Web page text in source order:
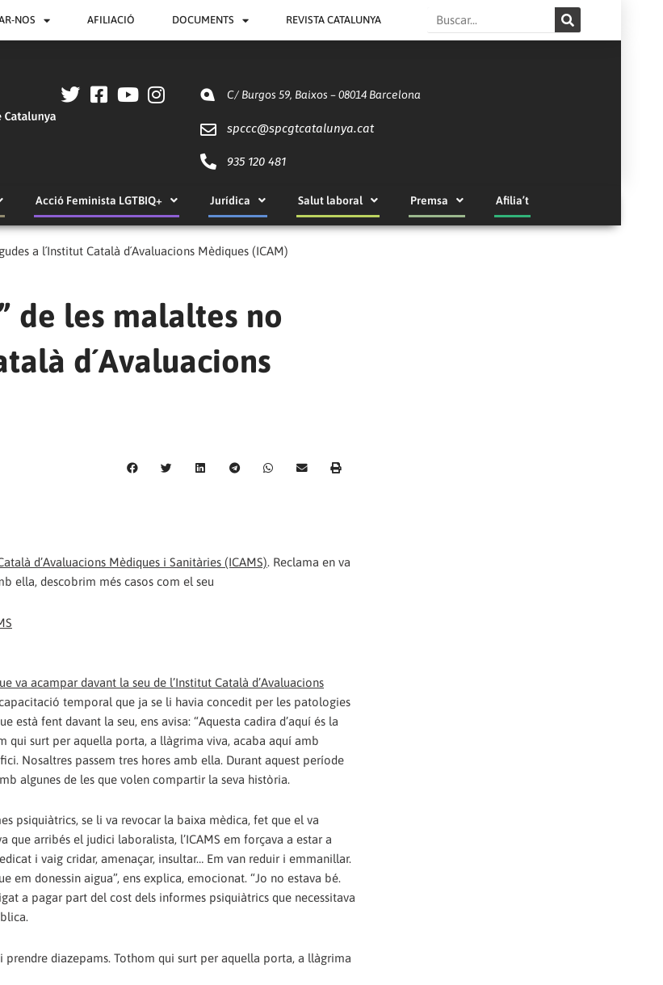
NOS AFILIACIÓ DOCUMENTS REVISTA CATALUNYA Search
C/ Burgos 59, Baixos – 08014 Barcelona
spccc@spcgtcatalunya.cat
935 120 481
Acció Feminista LGTBIQ+ Jurídica Salut laboral Premsa Afilia’t
a l´Institut Català d´Avaluacions Mèdiques (ICAM)
de les malaltes no
d´Avaluacions
d’Avaluacions Mèdiques i Sanitàries (ICAMS). Reclama en va
ella, descobrim més casos com el seu
va acampar davant la seu de l’Institut Català d’Avaluacions
temporal que ja se li havia concedit per les patologies
està fent davant la seu, ens avisa: “Aquesta cadira d’aquí és la
qui surt per aquella porta, a llàgrima viva, acaba aquí amb
Nosaltres passem tres hores amb ella. Durant aquest període
algunes de les que volen compartir la seva història.
psiquiàtrics, se li va revocar la baixa mèdica, fet que el va
arribés el judici laboralista, l’ICAMS em forçava a estar a
i vaig cridar, amenaçar, insultar… Em van reduir i emmanillar.
em donessin aigua”, ens explica, emocionat. “Jo no estava bé.
a pagar part del cost dels informes psiquiàtrics que necessitava
prendre diazepams. Tothom qui surt per aquella porta, a llàgrima